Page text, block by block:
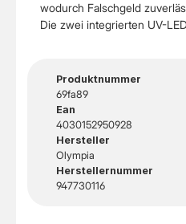
wodurch Falschgeld
Die zwei integrierten UV-
Produktnummer
69fa89
Ean
4030152950928
Hersteller
Olympia
Herstellernummer
947730116